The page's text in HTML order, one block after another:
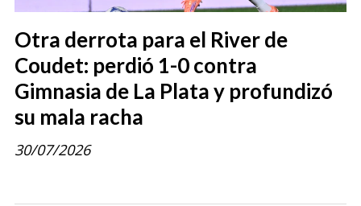
Otra derrota para el River de
Coudet: perdió 1-0 contra
Gimnasia de La Plata y profundizó
su mala racha
30/07/2026